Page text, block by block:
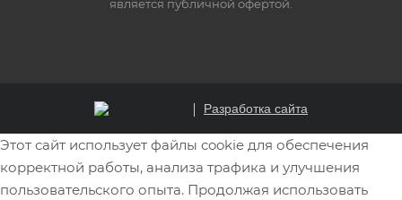
является публичной офертой.
Разработка сайта
Этот сайт использует файлы cookie для обеспечения
корректной работы, анализа трафика и улучшения
пользовательского опыта. Продолжая использовать